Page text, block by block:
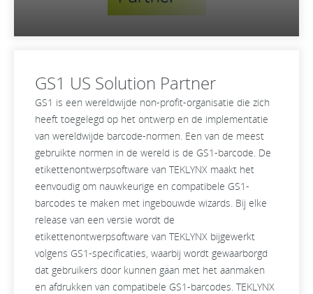
GS1 US Solution Partner
GS1 is een wereldwijde non-profit-organisatie die zich
heeft toegelegd op het ontwerp en de implementatie
van wereldwijde barcode-normen. Een van de meest
gebruikte normen in de wereld is de GS1-barcode. De
etikettenontwerpsoftware van TEKLYNX maakt het
eenvoudig om nauwkeurige en compatibele GS1-
barcodes te maken met ingebouwde wizards. Bij elke
release van een versie wordt de
etikettenontwerpsoftware van TEKLYNX bijgewerkt
volgens GS1-specificaties, waarbij wordt gewaarborgd
dat gebruikers door kunnen gaan met het aanmaken
en afdrukken van compatibele GS1-barcodes. TEKLYNX